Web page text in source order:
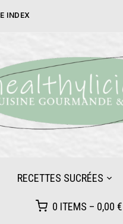
INDEX
RECETTES SUCRÉES
0 ITEMS – 0,00 €